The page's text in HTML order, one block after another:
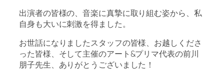
出演者の皆様の、音楽に真摯に取り組む姿から、私
自身も大いに刺激を得ました。
お世話になりましたスタッフの皆様、お越しくださ
った皆様、そして主催のアート&プリマ代表の前川
朋子先生、ありがとうございました！